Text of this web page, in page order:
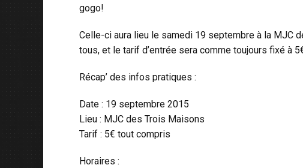
gogo!
Celle-ci aura lieu le samedi 19 septembre à la MJC
tous, et le tarif d’entrée sera comme toujours fixé à
Récap’ des infos pratiques :
Date : 19 septembre 2015
Lieu : MJC des Trois Maisons
Tarif : 5€ tout compris
Horaires :